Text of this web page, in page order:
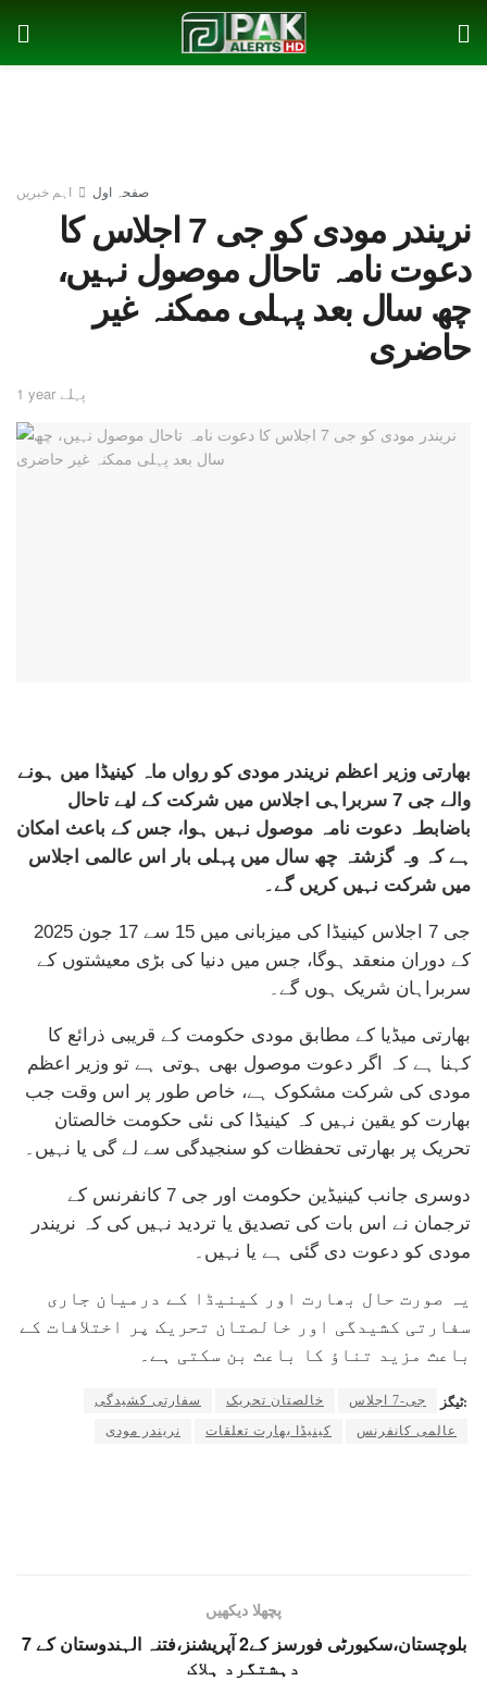
صفحہ اول اہم خبریں
نریندر مودی کو جی 7 اجلاس کا
دعوت نامہ تاحال موصول نہیں،
چھ سال بعد پہلی ممکنہ غیر
حاضری
1 year پہلے
بھارتی وزیر اعظم نریندر مودی کو رواں ماہ کینیڈا میں ہونے
والے جی 7 سربراہی اجلاس میں شرکت کے لیے تاحال
باضابطہ دعوت نامہ موصول نہیں ہوا، جس کے باعث امکان
ہے کہ وہ گزشتہ چھ سال میں پہلی بار اس عالمی اجلاس
میں شرکت نہیں کریں گے۔
جی 7 اجلاس کینیڈا کی میزبانی میں 15 سے 17 جون 2025
کے دوران منعقد ہوگا، جس میں دنیا کی بڑی معیشتوں کے
سربراہان شریک ہوں گے۔
بھارتی میڈیا کے مطابق مودی حکومت کے قریبی ذرائع کا
کہنا ہے کہ اگر دعوت موصول بھی ہوتی ہے تو وزیر اعظم
مودی کی شرکت مشکوک ہے، خاص طور پر اس وقت جب
بھارت کو یقین نہیں کہ کینیڈا کی نئی حکومت خالصتان
تحریک پر بھارتی تحفظات کو سنجیدگی سے لے گی یا نہیں۔
دوسری جانب کینیڈین حکومت اور جی 7 کانفرنس کے
ترجمان نے اس بات کی تصدیق یا تردید نہیں کی کہ نریندر
مودی کو دعوت دی گئی ہے یا نہیں۔
یہ صورت حال بھارت اور کینیڈا کے درمیان جاری
سفارتی کشیدگی اور خالصتان تحریک پر اختلافات کے
باعث مزید تناؤ کا باعث بن سکتی ہے۔
ٹیگز: جی-7 اجلاس خالصتان تحریک
سفارتی کشیدگی
عالمی کانفرنس
کینیڈا بھارت تعلقات نریندر مودی
پچھلا دیکھیں
بلوچستان،سکیورٹی فورسز کے2 آپریشنز،فتنہ الہندوستان کے 7
دہشتگرد ہلاک